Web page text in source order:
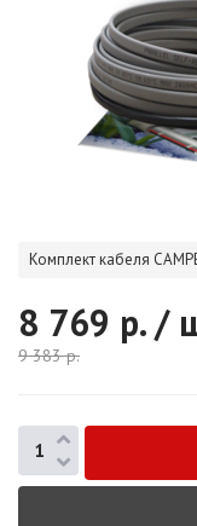
Комплект кабеля
8 769 р. /
9 383р.